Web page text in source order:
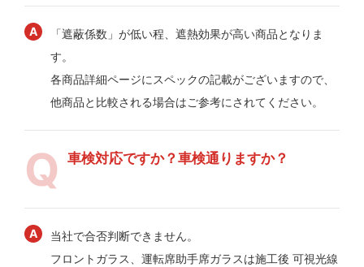
「遮蔽係数」が低い程、遮熱効果が高い商品となりま
す。
各商品詳細ページにスペックの記載がございますので、
他商品と比較される場合はご参考にされてください。
車検対応ですか？車検通りますか？
当社で合否判断できません。
フロントガラス、運転席助手席ガラスは施工後 可視光線